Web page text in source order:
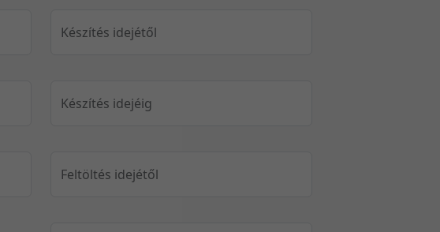
Készítés idejétől
Készítés idejéig
Feltöltés idejétől